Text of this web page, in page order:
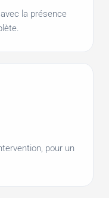
la présence
pour un